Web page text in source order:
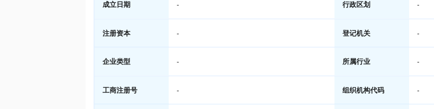
成立日期 - 行政区划 -
注册资本 - 登记机关 -
企业类型 - 所属行业 -
工商注册号 - 组织机构代码 -